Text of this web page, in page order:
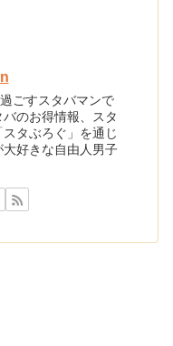
ごすスタバマンで
のお得情報、スタ
タぶろぐ」を通じ
好きな自由人男子